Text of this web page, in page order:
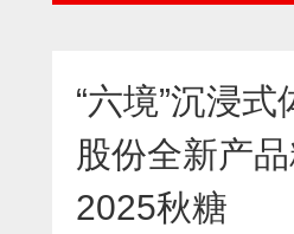
“六境”沉浸
股份全新产
2025秋糖